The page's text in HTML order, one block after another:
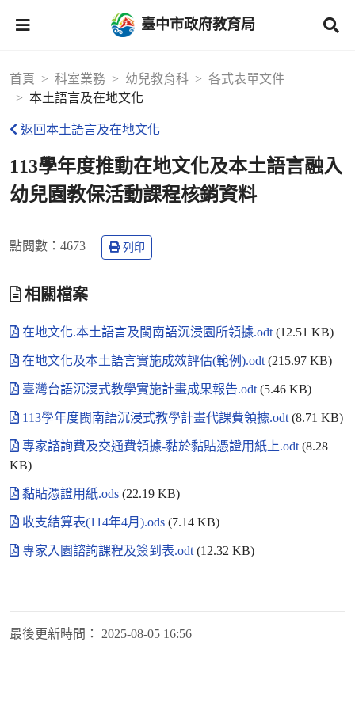
臺中市政府教育局
首頁 科室業務 幼兒教育科
各式表單文件
本土語言及在地文化
返回本土語言及在地文化
113學年度推動在地文化及本土語言融入
幼兒園教保活動課程核銷資料
點閱數 ：4673 列印
相關檔案
在地文化.本土語言及閩南語沉浸園所領據.odt (12.51 KB)
在地文化及本土語言實施成效評估(範例).odt (215.97 KB)
臺灣台語沉浸式教學實施計畫成果報告.odt (5.46 KB)
113學年度閩南語沉浸式教學計畫代課費領據.odt (8.71 KB)
專家諮詢費及交通費領據-黏於黏貼憑證用紙上.odt (8.28
KB)
黏貼憑證用紙.ods (22.19 KB)
收支結算表(114年4月).ods (7.14 KB)
專家入園諮詢課程及簽到表.odt (12.32 KB)
最後更新時間： 2025-08-05 16:56